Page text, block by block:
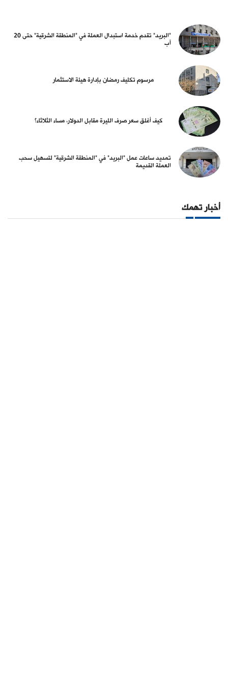
"البريد" تقدم خدمة استبدال العملة في "المنطقة الشرقية" حتى 20
آب
مرسوم تكليف رمضان بإدارة هيئة الاستثمار
كيف أغلق سعر صرف الليرة مقابل الدولار، مساء الثلاثاء؟
تمديد ساعات عمل "البريد" في "المنطقة الشرقية" لتسهيل سحب
العملة القديمة
أخبار تهمك